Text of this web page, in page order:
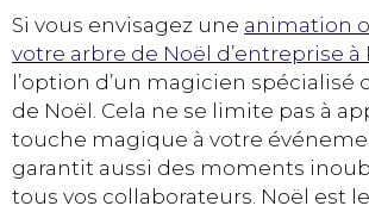
Si vous envisagez une animation
votre arbre de Noël d’entreprise à
l’option d’un magicien spécialisé
de Noël. Cela ne se limite pas à
touche magique à votre
garantit aussi des moments
tous vos collaborateurs. Noël est